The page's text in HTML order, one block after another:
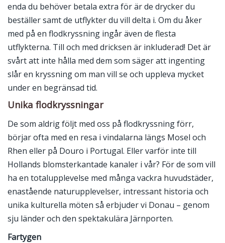
enda du behöver betala extra för är de drycker du
beställer samt de utflykter du vill delta i. Om du åker
med på en flodkryssning ingår även de flesta
utflykterna. Till och med dricksen är inkluderad! Det är
svårt att inte hålla med dem som säger att ingenting
slår en kryssning om man vill se och uppleva mycket
under en begränsad tid.
Unika flodkryssningar
De som aldrig följt med oss på flodkryssning förr,
börjar ofta med en resa i vindalarna längs Mosel och
Rhen eller på Douro i Portugal. Eller varför inte till
Hollands blomsterkantade kanaler i vår? För de som vill
ha en totalupplevelse med många vackra huvudstäder,
enastående naturupplevelser, intressant historia och
unika kulturella möten så erbjuder vi Donau – genom
sju länder och den spektakulära Järnporten.
Fartygen